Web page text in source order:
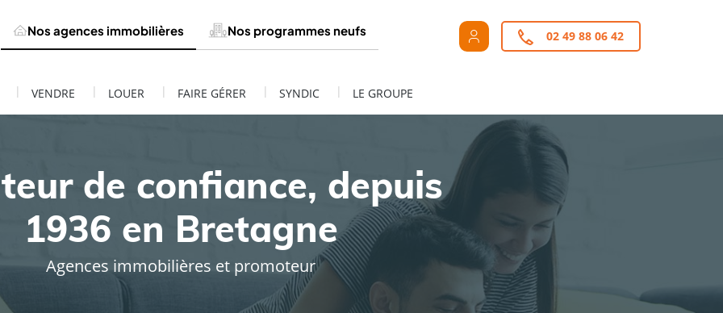
Nos agences immobilières Nos programmes neufs 02 49 88 06 42
| VENDRE | LOUER | FAIRE GÉRER | SYNDIC | LE GROUPE
de confiance, depuis
1936 en Bretagne
Agences immobilières et promoteur